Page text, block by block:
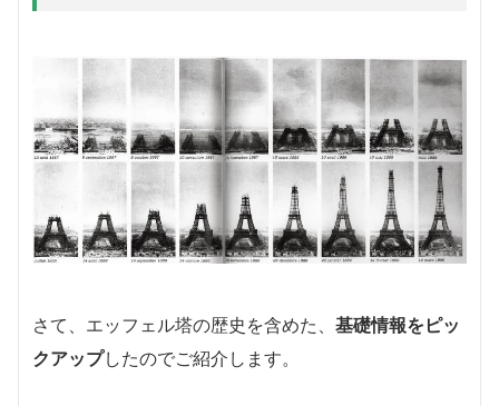
さて、エッフェル塔の歴史を含めた、 基礎情報をピッ
クアップしたのでご紹介します。